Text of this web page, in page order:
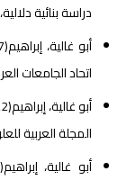
دراسة بنائية دلالية،
اتحاد الجامعات العربية
المجلة العربية
أبو غالية،